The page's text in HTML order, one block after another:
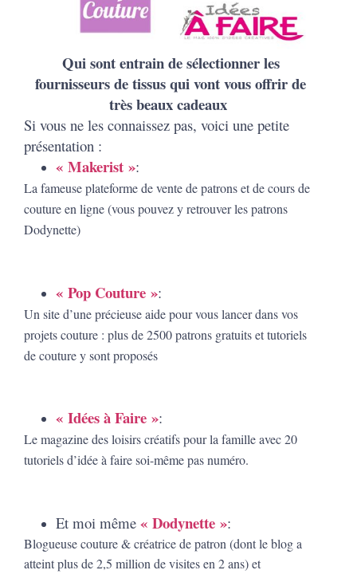
Qui sont entrain de sélectionner les
fournisseurs de tissus qui vont vous offrir de
très beaux cadeaux
Si vous ne les connaissez pas, voici une petite
présentation :
« Makerist »:
La fameuseplateforme de vente de patrons et de cours de
couture en ligne(vous pouvez y retrouver les patrons
Dodynette)
« Pop Couture »:
Un site d’une précieuse aide pour vous lancer dans vos
projets couture : plus de 2500 patrons gratuits et tutoriels
de couture y sont proposés
« Idées à Faire »:
Le magazine des loisirs créatifs pour la famille avec 20
tutoriels d’idée à faire soi-même pas numéro.
Et moi même « Dodynette »:
Blogueuse couture & créatrice de patron (dont le blog a
atteint plus de 2,5 million de visites en 2 ans) et